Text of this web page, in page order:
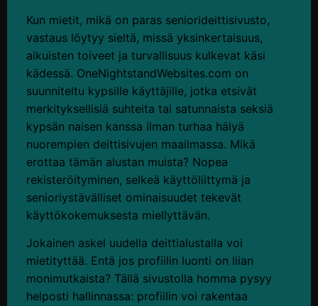
Kun mietit, mikä on paras seniorideittisivusto,
vastaus löytyy sieltä, missä yksinkertaisuus,
aikuisten toiveet ja turvallisuus kulkevat käsi
kädessä. OneNightstandWebsites.com on
suunniteltu kypsille käyttäjille, jotka etsivät
merkityksellisiä suhteita tai satunnaista seksiä
kypsän naisen kanssa ilman turhaa hälyä
nuorempien deittisivujen maailmassa. Mikä
erottaa tämän alustan muista? Nopea
rekisteröityminen, selkeä käyttöliittymä ja
senioriystävälliset ominaisuudet tekevät
käyttökokemuksesta miellyttävän.
Jokainen askel uudella deittialustalla voi
mietityttää. Entä jos profiilin luonti on liian
monimutkaista? Tällä sivustolla homma pysyy
helposti hallinnassa: profiilin voi rakentaa